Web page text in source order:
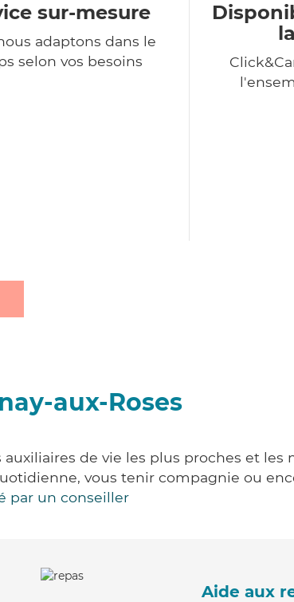
sur-mesure
adaptons dans le
selon vos besoins
aux-Roses
de vie les plus proches et les
vous tenir compagnie ou
par un conseiller
Aide aux